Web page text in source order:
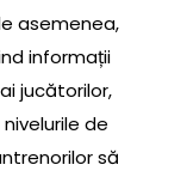
asemenea,
informații
jucătorilor,
de
să